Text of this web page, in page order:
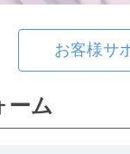
ーム
お客様サ